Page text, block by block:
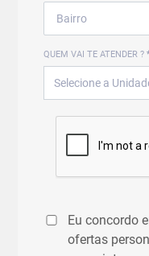
QUEM VAI TE ATENDER ?
Eu concordo
ofertas